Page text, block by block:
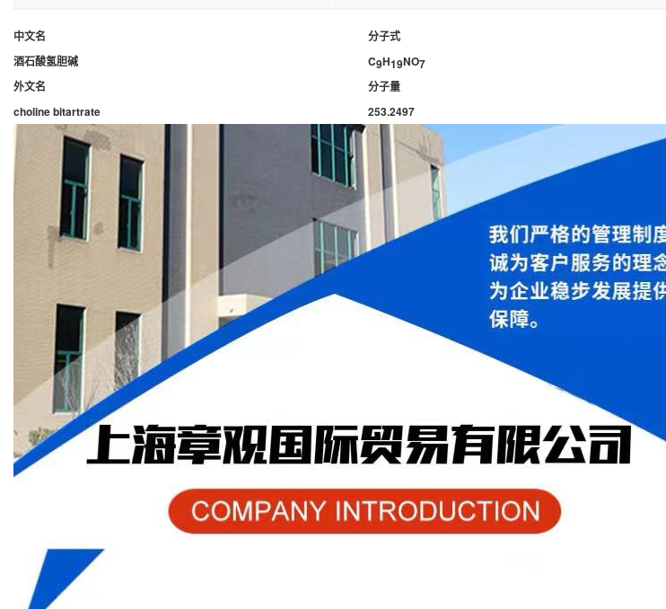
中文名
酒石酸氢胆碱
外文名
choline bitartrate
分子式
C9H19NO7
分子量
253.2497